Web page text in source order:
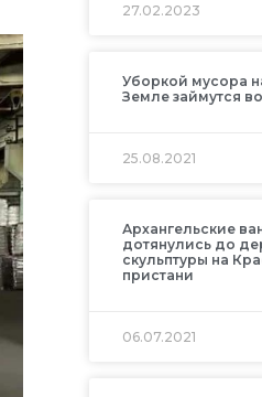
27.02.2023
Уборкой мусора
Земле займутся
25.08.2021
Архангельские
дотянулись до
скульптуры на
пристани
06.07.2021